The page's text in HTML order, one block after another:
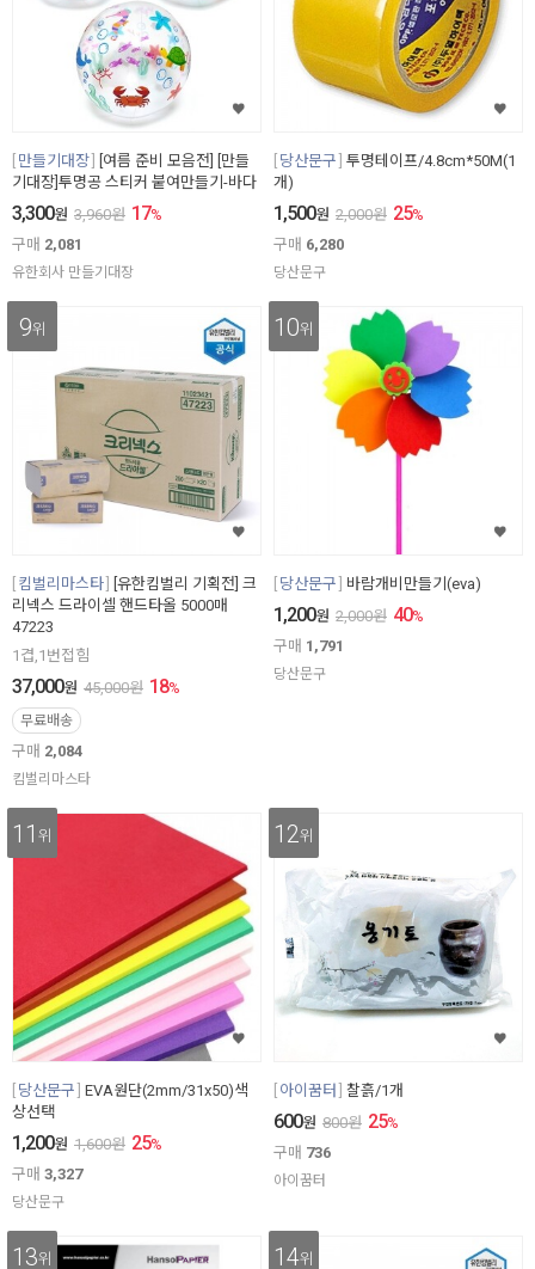
만들기대장
[여름 준비 모음전] [만들
기대장]투명공 스티커 붙여만들기-바다
3,300원 3,960원 17%
구매 2,081
유한회사 만들기대장
당산문구 투명테이프/4.8cm*50M(1
개)
1,500원 2,000원 25%
구매 6,280
당산문구
9위
킴벌리마스타
[유한킴벌리 기획전] 크
리넥스 드라이셀 핸드타올 5000매
47223
1겹,1번접힘
37,000원 45,000원 18%
무료배송
구매 2,084
킴벌리마스타
10위
당산문구 바람개비만들기(eva)
1,200원 2,000원 40%
구매 1,791
당산문구
11 위
당산문구 EVA원단(2mm/31x50)색
상선택
1,200원 1,600원 25%
구매 3,327
당산문구
12위
아이꿈터 찰흙/1개
600원 800원 25%
구매 736
아이꿈터
13위 14위